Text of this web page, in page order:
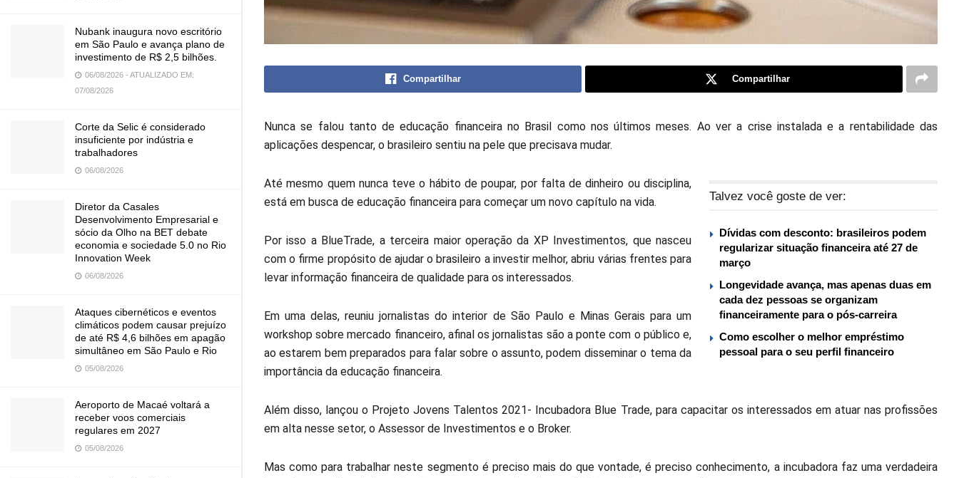
Nubank inaugura novo escritório
em São Paulo e avança plano de
investimento de R$ 2,5 bilhões.
06/08/2026 - ATUALIZADO EM:
07/08/2026
Corte da Selic é considerado
insuficiente por indústria e
trabalhadores
06/08/2026
Diretor da Casales
Desenvolvimento Empresarial e
sócio da Olho na BET debate
economia e sociedade 5.0 no Rio
Innovation Week
06/08/2026
Ataques cibernéticos e eventos
climáticos podem causar prejuízo
de até R$ 4,6 bilhões em apagão
simultâneo em São Paulo e Rio
05/08/2026
Aeroporto de Macaé voltará a
receber voos comerciais
regulares em 2027
05/08/2026
Compartilhar Compartilhar
Nunca se falou tanto de educação financeira no Brasil como nos últimos meses. Ao ver a crise instalada e a rentabilidade das
aplicações despencar, o brasileiro sentiu na pele que precisava mudar.
Talvez você goste de ver:
Dívidas com desconto: brasileiros podem
regularizar situação financeira até 27 de
março
Longevidade avança, mas apenas duas em
cada dez pessoas se organizam
financeiramente para o pós-carreira
Como escolher o melhor empréstimo
pessoal para o seu perfil financeiro
Até mesmo quem nunca teve o hábito de poupar, por falta de dinheiro ou disciplina,
está em busca de educação financeira para começar um novo capítulo na vida.
Por isso a BlueTrade, a terceira maior operação da XP Investimentos, que nasceu
com o firme propósito de ajudar o brasileiro a investir melhor, abriu várias frentes para
levar informação financeira de qualidade para os interessados.
Em uma delas, reuniu jornalistas do interior de São Paulo e Minas Gerais para um
workshop sobre mercado financeiro, afinal os jornalistas são a ponte com o público e,
ao estarem bem preparados para falar sobre o assunto, podem disseminar o tema da
importância da educação financeira.
Além disso, lançou o Projeto Jovens Talentos 2021- Incubadora Blue Trade, para capacitar os interessados em atuar nas profissões
em alta nesse setor, o Assessor de Investimentos e o Broker.
Mas como para trabalhar neste segmento é preciso mais do que vontade, é preciso conhecimento, a incubadora faz uma verdadeira